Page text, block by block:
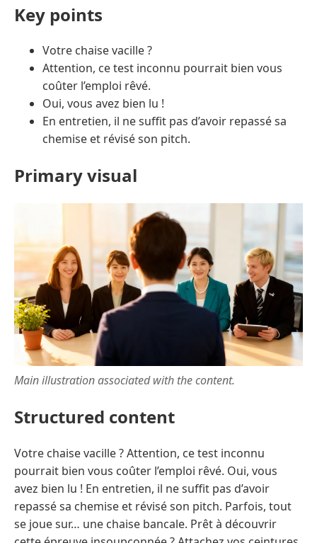
Key points
Votre chaise vacille ?
Attention, ce test inconnu pourrait bien vous
coûter l’emploi rêvé.
Oui, vous avez bien lu !
En entretien, il ne suffit pas d’avoir repassé sa
chemise et révisé son pitch.
Primary visual
Main illustration associated with the content.
Structured content
Votre chaise vacille ? Attention, ce test inconnu
pourrait bien vous coûter l’emploi rêvé. Oui, vous
avez bien lu ! En entretien, il ne suffit pas d’avoir
repassé sa chemise et révisé son pitch. Parfois, tout
se joue sur… une chaise bancale. Prêt à découvrir